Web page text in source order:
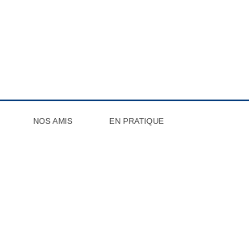
NOS AMIS EN PRATIQUE